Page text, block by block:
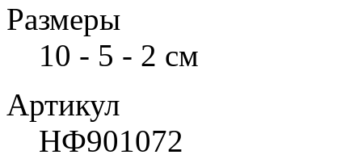
Размеры
10 - 5 - 2 см
Артикул
НФ901072